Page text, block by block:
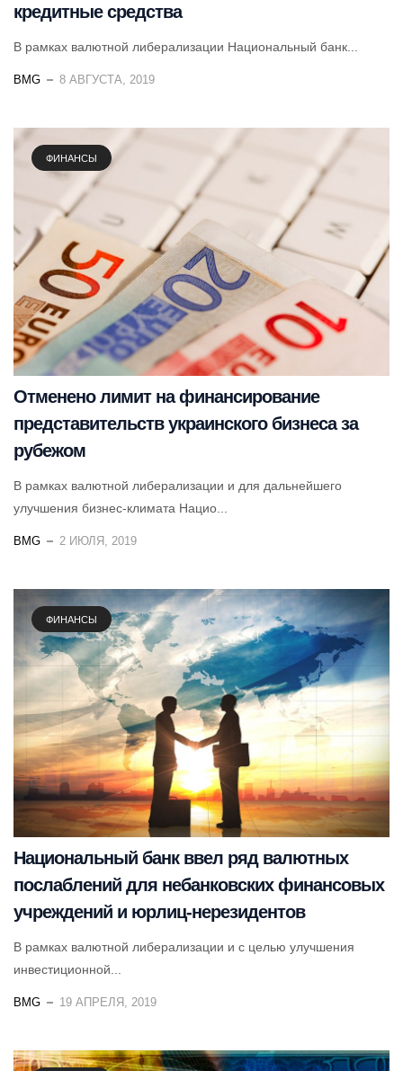
кредитные средства
В рамках валютной либерализации Национальный банк...
BMG 8 АВГУСТА, 2019
ФИНАНСЫ
Отменено лимит на финансирование
представительств украинского бизнеса за
рубежом
В рамках валютной либерализации и для дальнейшего
улучшения бизнес-климата Нацио...
BMG 2 ИЮЛЯ, 2019
ФИНАНСЫ
Национальный банк ввел ряд валютных
послаблений для небанковских финансовых
учреждений и юрлиц-нерезидентов
В рамках валютной либерализации и с целью улучшения
инвестиционной...
BMG 19 АПРЕЛЯ, 2019